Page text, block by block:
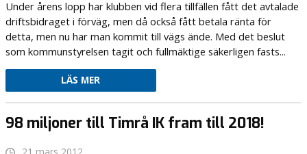
Under årens lopp har klubben vid flera tillfällen fått det avtalade
driftsbidraget i förväg, men då också fått betala ränta för
detta, men nu har man kommit till vägs ände. Med det beslut
som kommunstyrelsen tagit och fullmäktige säkerligen fasts...
LÄS MER
98 miljoner till Timrå IK fram till 2018!